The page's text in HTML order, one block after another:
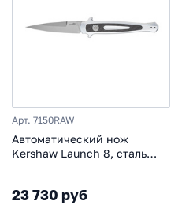
Арт. 7150RAW
Автоматический нож
Kershaw Launch 8, сталь
23 730 руб